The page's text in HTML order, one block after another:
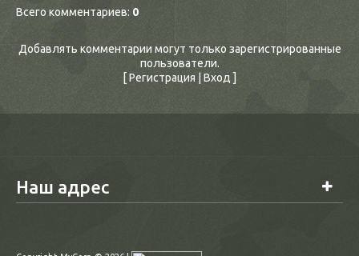
Всего комментариев: 0
Добавлять комментарии могут только зарегистрированные
пользователи.
[Регистрация Вход ]
Наш адрес